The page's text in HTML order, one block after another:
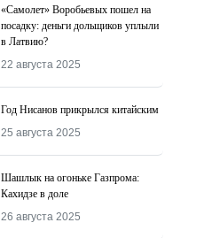
«Самолет» Воробьевых пошел на
посадку: деньги дольщиков уплыли
в Латвию?
22 августа 2025
Год Нисанов прикрылся китайским
25 августа 2025
Шашлык на огоньке Газпрома:
Кахидзе в доле
26 августа 2025